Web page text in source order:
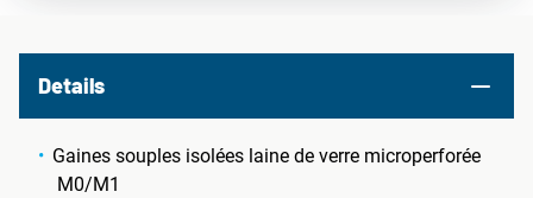
Details
Gaines souples isolées laine de verre microperforée
M0/M1